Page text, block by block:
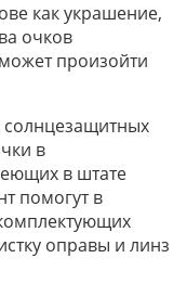
как украшение,
очков
произойти
солнцезащитных
в
в штате
помогут в
оправы и линз